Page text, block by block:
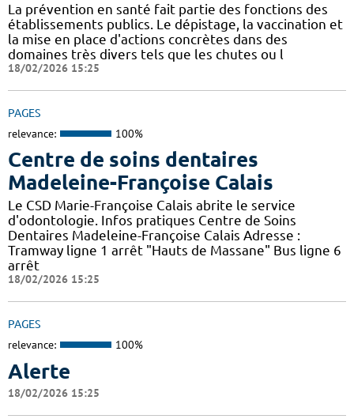
La prévention en santé fait partie des fonctions des
établissements publics. Le dépistage, la vaccination et
la mise en place d'actions concrètes dans des
domaines très divers tels que les chutes ou l
18/02/2026 15:25
PAGES
relevance: 100%
Centre de soins dentaires
Madeleine-Françoise Calais
Le CSD Marie-Françoise Calais abrite le service
d'odontologie. Infos pratiques Centre de Soins
Dentaires Madeleine-Françoise Calais Adresse :
Tramway ligne 1 arrêt "Hauts de Massane" Bus ligne 6
arrêt
18/02/2026 15:25
PAGES
relevance: 100%
Alerte
18/02/2026 15:25